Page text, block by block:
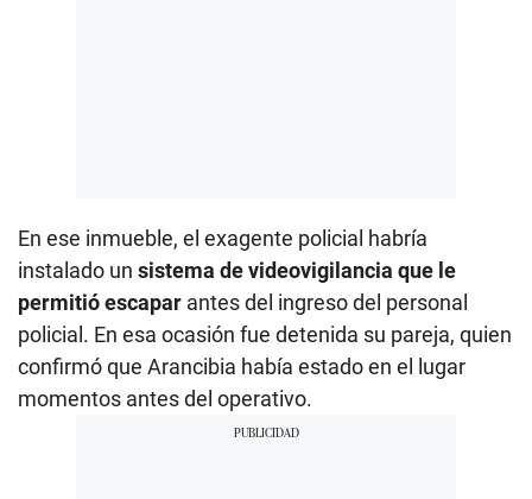
En ese inmueble, el exagente policial habría
instalado un sistema de videovigilancia que le
permitió escapar antes del ingreso del personal
policial. En esa ocasión fue detenida su pareja, quien
confirmó que Arancibia había estado en el lugar
momentos antes del operativo.